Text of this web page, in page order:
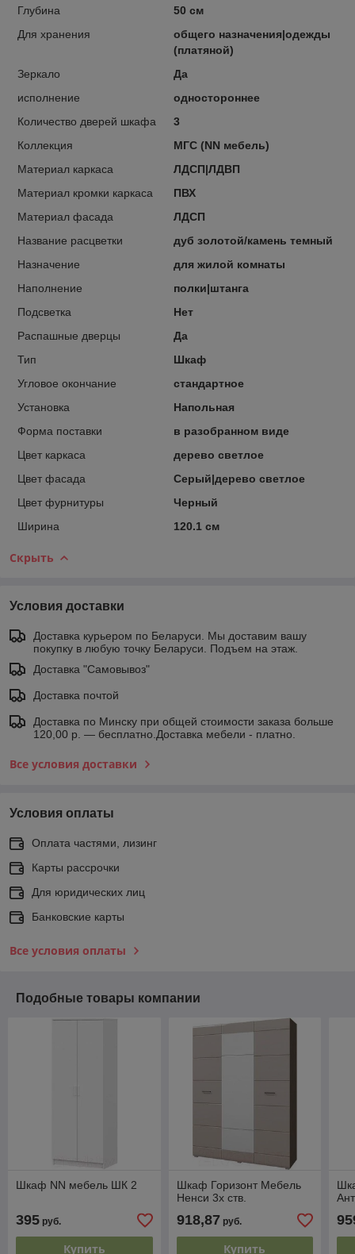
Глубина
50 см
Для хранения
общего назначения|одежды
(платяной)
Зеркало
Да
исполнение
одностороннее
Количество дверей шкафа
3
Коллекция
МГС (NN мебель)
Материал каркаса
ЛДСП|ЛДВП
Материал кромки каркаса
ПВХ
Материал фасада
ЛДСП
Название расцветки
дуб золотой/камень темный
Назначение
для жилой комнаты
Наполнение
полки|штанга
Подсветка
Нет
Распашные дверцы
Да
Тип
Шкаф
Угловое окончание
стандартное
Установка
Напольная
Форма поставки
в разобранном виде
Цвет каркаса
дерево светлое
Цвет фасада
Серый|дерево светлое
Цвет фурнитуры
Черный
Ширина
120.1 см
Скрыть
Условия доставки
Доставка курьером по Беларуси. Мы доставим вашу
покупку в любую точку Беларуси. Подъем на этаж.
Доставка "Самовывоз"
Доставка почтой
Доставка по Минску при общей стоимости заказа больше
120,00 р. — бесплатно.Доставка мебели - платно.
Все условия доставки
Условия оплаты
Оплата частями, лизинг
Карты рассрочки
Для юридических лиц
Банковские карты
Все условия оплаты
Подобные товары компании
Шкаф NN мебель ШК 2
395 руб.
Купить
Шкаф Горизонт Мебель
Ненси 3х ств.
918,87 руб.
Купить